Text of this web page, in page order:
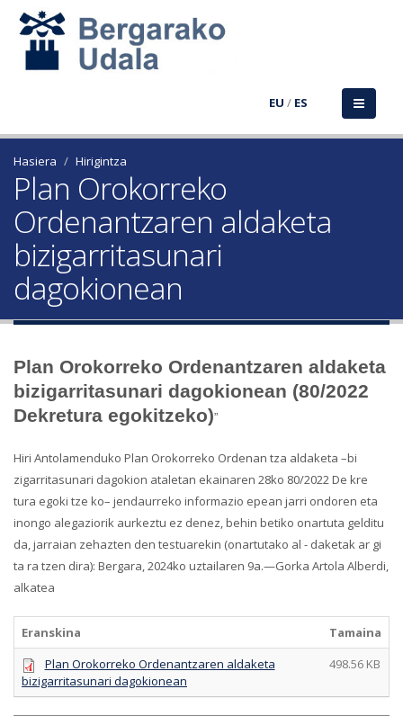
EU / ES
Hasiera Hirigintza
Plan Orokorreko
Ordenantzaren aldaketa
bizigarritasunari
dagokionean
Plan Orokorreko Ordenantzaren aldaketa
bizigarritasunari dagokionean (80/2022
Dekretura egokitzeko)”
Hiri Antolamenduko Plan Orokorreko Ordenan tza aldaketa –bi
zigarritasunari dagokion ataletan ekainaren 28ko 80/2022 De kre
tura egoki tze ko– jendaurreko informazio epean jarri ondoren eta
inongo alegaziorik aurkeztu ez denez, behin betiko onartuta gelditu
da, jarraian zehazten den testuarekin (onartutako al - daketak ar gi
ta ra tzen dira): Bergara, 2024ko uztailaren 9a.—Gorka Artola Alberdi,
alkatea
Eranskina
Tamaina
Plan Orokorreko Ordenantzaren aldaketa
bizigarritasunari dagokionean
498.56 KB